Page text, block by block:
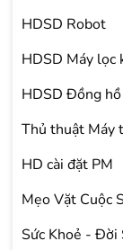
HDSD Robot
HDSD Máy lọc
HDSD Đồng hồ
Thủ thuật Máy
HD cài đặt PM
Mẹo Vặt Cuộc
Sức Khoẻ - Đời